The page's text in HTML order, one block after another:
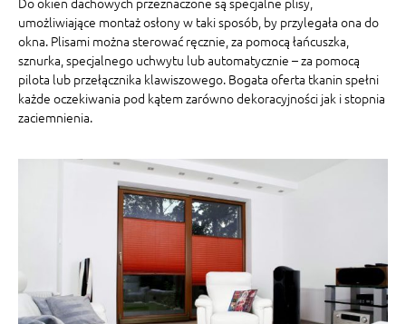
umożliwiające montaż osłony w taki sposób, by przylegała ona do
okna. Plisami można sterować ręcznie, za pomocą łańcuszka,
sznurka, specjalnego uchwytu lub automatycznie – za pomocą
pilota lub przełącznika klawiszowego. Bogata oferta tkanin spełni
każde oczekiwania pod kątem zarówno dekoracyjności jak i stopnia
zaciemnienia.